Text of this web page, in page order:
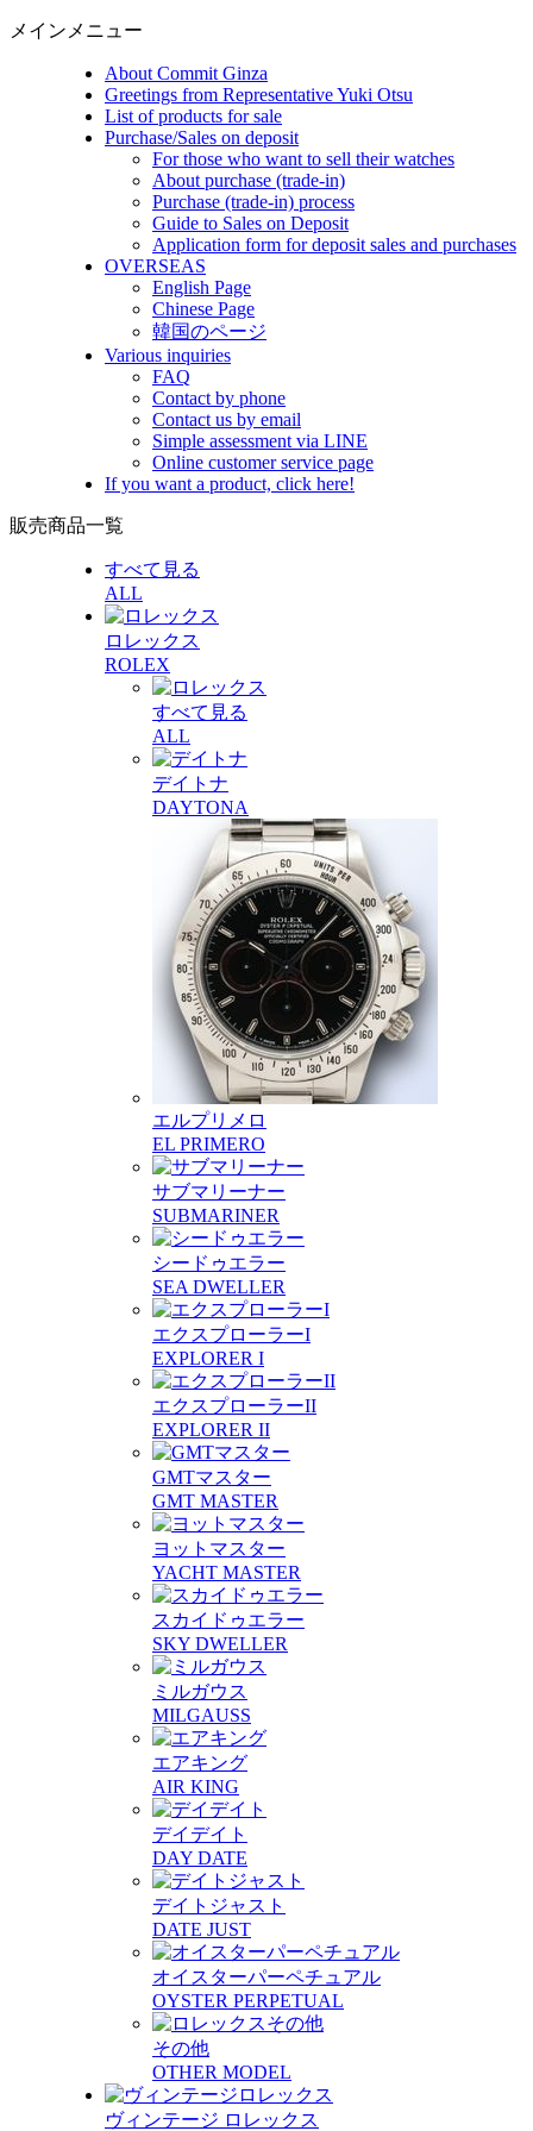
メインメニュー
About Commit Ginza
Greetings from Representative Yuki Otsu
List of products for sale
Purchase/Sales on deposit
For those who want to sell their watches
About purchase (trade-in)
Purchase (trade-in) process
Guide to Sales on Deposit
Application form for deposit sales and purchases
OVERSEAS
English Page
Chinese Page
韓国のページ
Various inquiries
FAQ
Contact by phone
Contact us by email
Simple assessment via LINE
Online customer service page
If you want a product, click here!
販売商品一覧
すべて見る
ALL
ロレックス
ROLEX
すべて見る
ALL
デイトナ
DAYTONA
エルプリメロ
EL PRIMERO
サブマリーナー
SUBMARINER
シードゥエラー
SEA DWELLER
エクスプローラーI
EXPLORER I
エクスプローラーII
EXPLORER II
GMTマスター
GMT MASTER
ヨットマスター
YACHT MASTER
スカイドゥエラー
SKY DWELLER
ミルガウス
MILGAUSS
エアキング
AIR KING
デイデイト
DAY DATE
デイトジャスト
DATE JUST
オイスターパーペチュアル
OYSTER PERPETUAL
その他
OTHER MODEL
ヴィンテージ ロレックス